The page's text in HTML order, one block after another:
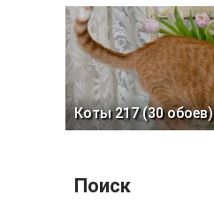
Коты 217 (30 обоев)
Поиск